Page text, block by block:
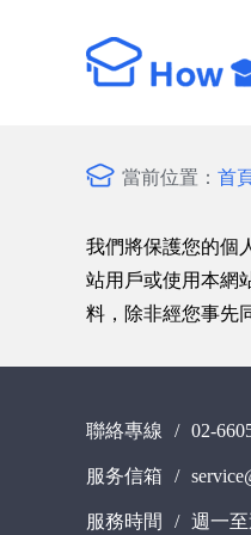
當前位置： 首
我們將保護您的個
站用戶或使用本網
料，除非經您事先
聯絡專線 / 02-
服务信箱 /
服務時間 / 週一至